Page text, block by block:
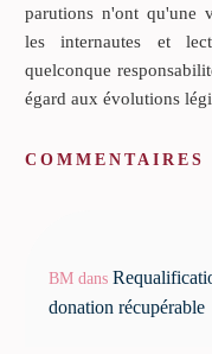
parutions n'ont qu'une
les internautes et
quelconque
égard aux évolutions
COMMENTAIRES
BM dans
donation récupérable